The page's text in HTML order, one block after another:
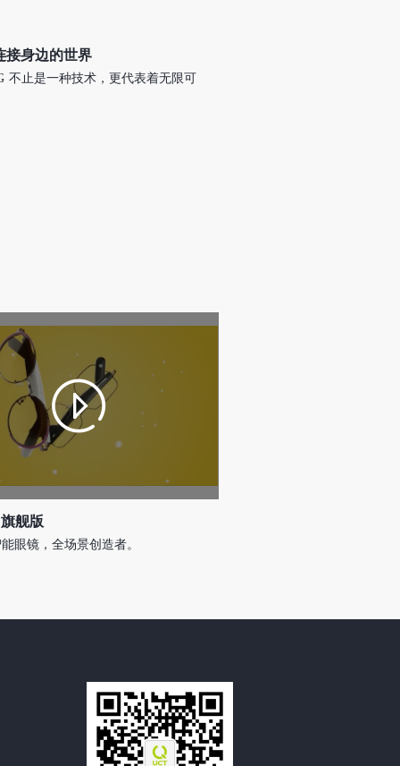
接身边的世界
不止是一种技术，更代表着无限可
舰版
眼镜，全场景创造者。